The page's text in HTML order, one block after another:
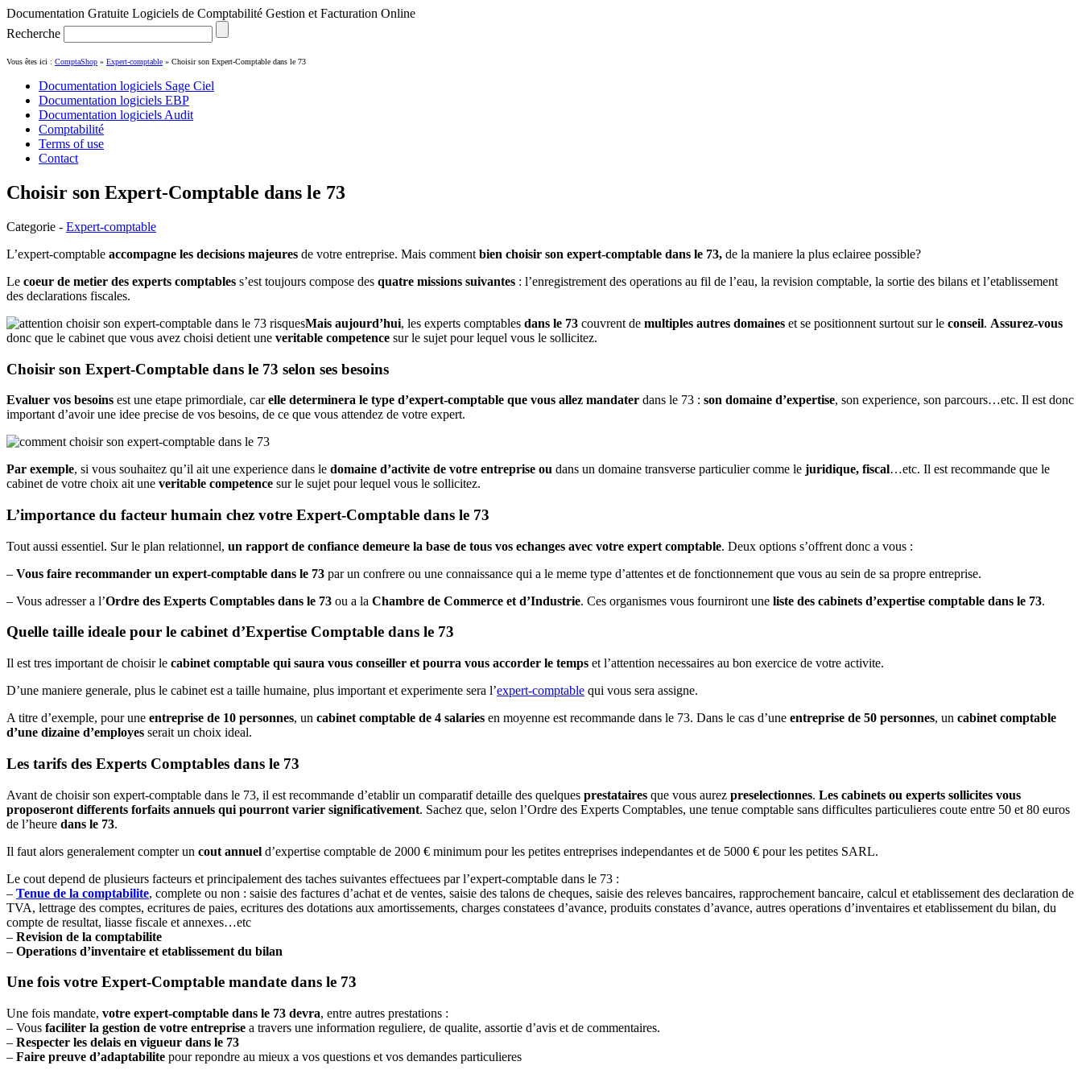
Documentation Gratuite Logiciels de Comptabilité Gestion et Facturation Online
Recherche
Vous êtes ici : ComptaShop » Expert-comptable » Choisir son Expert-Comptable dans le 73
Documentation logiciels Sage Ciel
Documentation logiciels EBP
Documentation logiciels Audit
Comptabilité
Terms of use
Contact
Choisir son Expert-Comptable dans le 73
Categorie - Expert-comptable
L’expert-comptable accompagne les decisions majeures de votre entreprise. Mais comment bien choisir son expert-comptable dans le 73, de la maniere la plus eclairee possible?
Le coeur de metier des experts comptables s’est toujours compose des quatre missions suivantes : l’enregistrement des operations au fil de l’eau, la revision comptable, la sortie des bilans et l’etablissement
des declarations fiscales.
Mais aujourd’hui, les experts comptables dans le 73 couvrent de multiples autres domaines et se positionnent surtout sur le conseil. Assurez-vous
donc que le cabinet que vous avez choisi detient une veritable competence sur le sujet pour lequel vous le sollicitez.
Choisir son Expert-Comptable dans le 73 selon ses besoins
Evaluer vos besoins est une etape primordiale, carelle determinera le type d’expert-comptable que vous allez mandater dans le 73 : son domaine d’expertise, son experience, son parcours…etc. Il est donc
important d’avoir une idee precise de vos besoins, de ce que vous attendez de votre expert.
Par exemple, si vous souhaitez qu’il ait une experience dans le domaine d’activite de votre entreprise ou dans un domaine transverse particulier comme le juridique, fiscal…etc. Il est recommande que le
cabinet de votre choix ait une veritable competence sur le sujet pour lequel vous le sollicitez.
L’importance du facteur humain chez votre Expert-Comptable dans le 73
Tout aussi essentiel. Sur le plan relationnel, un rapport de confiance demeure la base de tous vos echanges avec votre expert comptable. Deux options s’offrent donc a vous :
– Vous faire recommander un expert-comptable dans le 73 par un confrere ou une connaissance qui a le meme type d’attentes et de fonctionnement que vous au sein de sa propre entreprise.
– Vous adresser a l’Ordre des Experts Comptables dans le 73 ou a la Chambre de Commerce et d’Industrie. Ces organismes vous fourniront une liste des cabinets d’expertise comptable dans le 73.
Quelle taille ideale pour le cabinet d’Expertise Comptable dans le 73
Il est tres important de choisir le cabinet comptable qui saura vous conseiller et pourra vous accorder le temps et l’attention necessaires au bon exercice de votre activite.
D’une maniere generale, plus le cabinet est a taille humaine, plus important et experimente sera l’expert-comptable qui vous sera assigne.
A titre d’exemple, pour une entreprise de 10 personnes, un cabinet comptable de 4 salaries en moyenne est recommande dans le 73. Dans le cas d’une entreprise de 50 personnes, un cabinet comptable
d’une dizaine d’employes serait un choix ideal.
Les tarifs des Experts Comptables dans le 73
Avant de choisir son expert-comptable dans le 73, il est recommande d’etablir un comparatif detaille des quelques prestataires que vous aurez preselectionnes. Les cabinets ou experts sollicites vous
proposeront differents forfaits annuels qui pourront varier significativement. Sachez que, selon l’Ordre des Experts Comptables, une tenue comptable sans difficultes particulieres coute entre 50 et 80 euros
de l’heure dans le 73.
Il faut alors generalement compter un cout annuel d’expertise comptable de 2000 € minimum pour les petites entreprises independantes et de 5000 € pour les petites SARL.
Le cout depend de plusieurs facteurs et principalement des taches suivantes effectuees par l’expert-comptable dans le 73 :
– Tenue de la comptabilite, complete ou non : saisie des factures d’achat et de ventes, saisie des talons de cheques, saisie des releves bancaires, rapprochement bancaire, calcul et etablissement des declaration de
TVA, lettrage des comptes, ecritures de paies, ecritures des dotations aux amortissements, charges constatees d’avance, produits constates d’avance, autres operations d’inventaires et etablissement du bilan, du
compte de resultat, liasse fiscale et annexes…etc
– Revision de la comptabilite
– Operations d’inventaire et etablissement du bilan
Une fois votre Expert-Comptable mandate dans le 73
Une fois mandate, votre expert-comptable dans le 73 devra, entre autres prestations :
– Vous faciliter la gestion de votre entreprise a travers une information reguliere, de qualite, assortie d’avis et de commentaires.
– Respecter les delais en vigueur dans le 73
– Faire preuve d’adaptabilite pour repondre au mieux a vos questions et vos demandes particulieres